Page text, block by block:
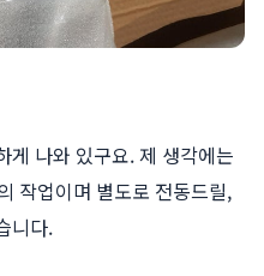
게 나와 있구요. 제 생각에는
작업이며 별도로 전동드릴,
니다.